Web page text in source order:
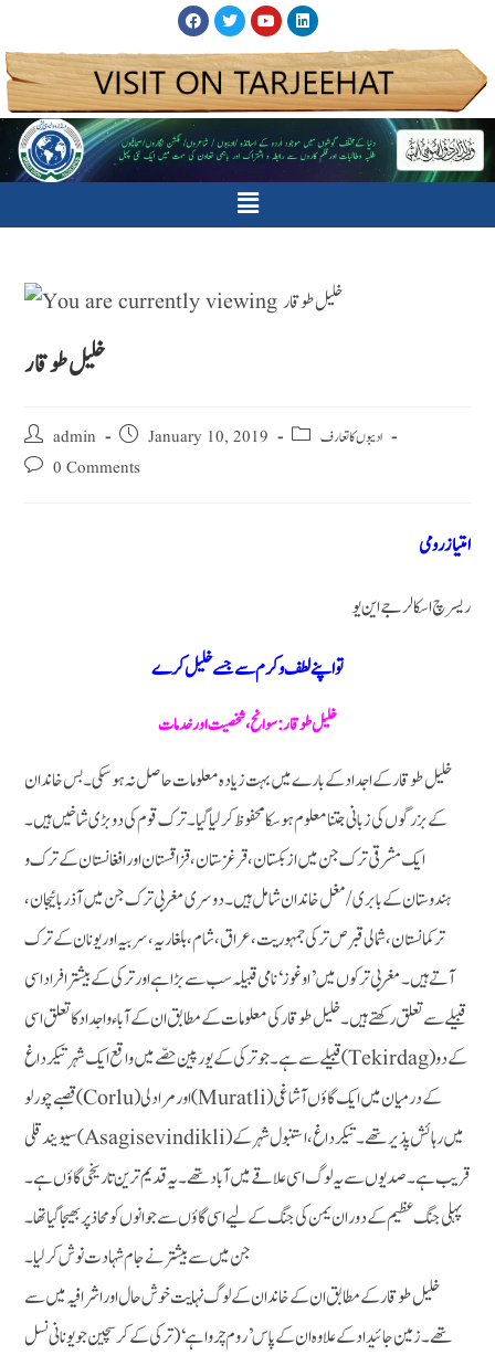
خلیل طوقار
admin January 10, 2019
ادیبوں کا تعارف
0 Comments
امتیاز رومی
ریسرچ اسکالر جے این یو
تو اپنے لطف و کرم سے جسے خلیل کرے
خلیل طوقار: سوانح، شخصیت اور خدمات
خلیل طوقار کے اجداد کے بارے میں بہت زیادہ معلومات حاصل نہ ہوسکی۔ بس خاندان
کے بزرگوں کی زبانی جتنا معلوم ہوسکا محفوظ کرلیا گیا۔ ترک قوم کی دو بڑی شاخیں ہیں۔
ایک مشرقی ترک جن میں ازبکستان، قرغزستان، قزاقستان اور افغانستان کے ترک و
ہندوستان کے بابری / مغل خاندان شامل ہیں۔ دوسری مغربی ترک جن میں آذربائیجان،
ترکمانستان، شمالی قبرص ترکی جمہوریت، عراق، شام، بلغاریہ، سربیہ اور یونان کے ترک
آتے ہیں۔ مغربی ترکوں میں ’اوغوز ‘ نامی قبیلہ سب سے بڑا ہے اور ترکی کے بیشتر افراد اسی
قبیلے سے تعلق رکھتے ہیں۔ خلیل طوقار کی معلومات کے مطابق ان کے آباء واجداد کا تعلق اسی
قبیلے سے ہے ۔ جو ترکی کے یورپین حصّے میں واقع ایک شہر تیکر داغ (Tekirdag) کے دو
قصبے چورلو (Corlu) اور مرادلی (Muratli) کے درمیان میں ایک گاؤں آشاغی
سیویند قلی (Asagisevindikli) میں رہائش پذیرتھے۔ تیکرداغ، استنبول شہرکے
قریب ہے۔ صدیوں سے یہ لوگ اسی علاقے میں آبادتھے۔ یہ قدیم ترین تاریخی گاؤں ہے ۔
پہلی جنگ عظیم کے دوران یمن کی جنگ کے لیے اسی گاؤں سے جوانوں کو محاذ پر بھیجا گیا تھا۔
جن میں سے بیشتر نے جام شہادت نوش کرلیا۔
خلیل طوقار کے مطابق ان کے خاندان کے لوگ نہایت خوش حال اور اشرافیہ میں سے
تھے۔ زمین جائیدادکے علاوہ ان کے پاس ’روم چرواہے‘(ترکی کے کرسچین جویونانی نسل